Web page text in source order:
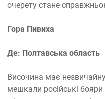
очерету стане
Гора Пивиха
Де: Полтавська область
Височина має
мешкали російські